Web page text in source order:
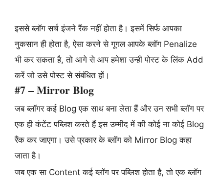
इससे ब्लॉग सर्च इंजने रैंक नहीं होता है। इसमें सिर्फ आपका
नुकसान ही होता है, ऐसा करने से गूगल आपके ब्लॉग Penalize
भी कर सकता है, तो आगे से आप हमेशा उन्ही पोस्ट के लिंक Add
करें जो उसे पोस्ट से संबंधित हों।
#7 – Mirror Blog
जब ब्लॉगर कई Blog एक साथ बना लेता हैं और उन सभी ब्लॉग पर
एक ही कंटेंट पब्लिश करते हैं इस उम्मीद में की कोई ना कोई Blog
रैंक कर जाएगा। उसे प्रकार के ब्लॉग को Mirror Blog कहा
जाता है।
जब एक सा Content कई ब्लॉग पर पब्लिश होता है, तो एक ब्लॉग